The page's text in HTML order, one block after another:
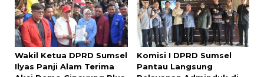
Wakil Ketua DPRD Sumsel
Ilyas Panji Alam Terima
Komisi I DPRD Sumsel
Pantau Langsung